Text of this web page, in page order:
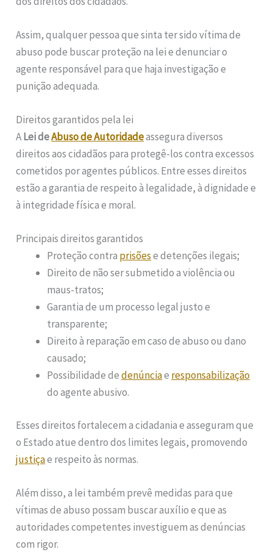
Assim, qualquer pessoa que sinta ter sido vítima de
abuso pode buscar proteção na lei e denunciar o
agente responsável para que haja investigação e
punição adequada.
Direitos garantidos pela lei
ALei deAbuso de Autoridadeassegura diversos
direitos aos cidadãos para protegê-los contra excessos
cometidos por agentes públicos. Entre esses direitos
estão a garantia de respeito à legalidade, à dignidade e
à integridade física e moral.
Principais direitos garantidos
Proteção contra prisõese detenções ilegais;
Direito de não ser submetido a violência ou
maus-tratos;
Garantia de um processo legal justo e
transparente;
Direito à reparação em caso de abuso ou dano
causado;
Possibilidade dedenúnciae responsabilização
do agente abusivo.
Esses direitos fortalecem a cidadania e asseguram que
o Estado atue dentro dos limites legais, promovendo
justiçae respeito às normas.
Além disso, a lei também prevê medidas para que
vítimas de abuso possam buscar auxílio e que as
autoridades competentes investiguem as denúncias
com rigor.